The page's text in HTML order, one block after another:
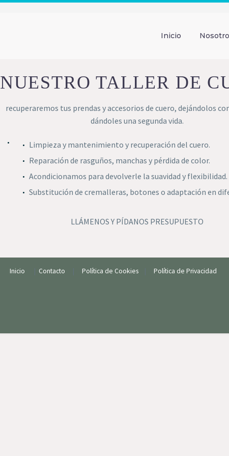
Inicio
NUESTRO TALLER DE
recuperaremos tus prendas y accesorios de cuero, dejándolos
dándoles una segunda vida.
Limpieza y mantenimiento y recuperación del cuero.
Reparación de rasguños, manchas y pérdida de color.
Acondicionamos para devolverle la suavidad y flexibilidad.
Substitución de cremalleras, botones o adaptación en
LLÁMENOS Y PÍDANOS PRESUPUESTO
Inicio | Contacto | Política de Cookies | Política de Privacidad